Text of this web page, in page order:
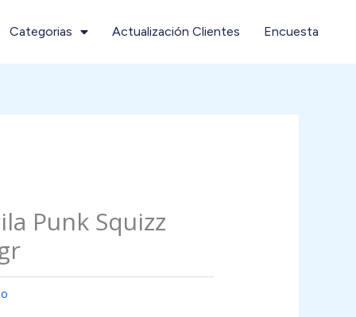
Categorias Actualización Clientes Encuesta
Punk Squizz